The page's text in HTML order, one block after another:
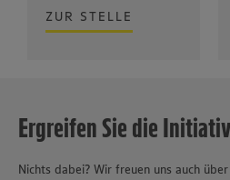
ZUR STELLE
Ergreifen Sie die
Nichts dabei? Wir freuen uns auch